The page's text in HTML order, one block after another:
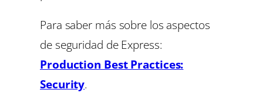
Para saber más sobre los aspectos
de seguridad de Express:
Production Best Practices:
Security.